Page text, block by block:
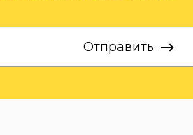
Отправить